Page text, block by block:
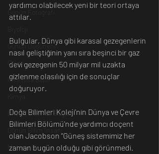
Günün Fotoğrafı
Günün Düşüneni
Çevre
Kısa Kısa Bilim
Bilim Tarihinde Bugün
Matematik
yardımcı olabilecek yeni bir teori ortaya
attılar.
Bulgular, Dünya gibi karasal gezegenlerin
nasıl geliştiğinin yanı sıra beşinci bir gaz
devi gezegenin 50 milyar mil uzakta
gizlenme olasılığı için de sonuçlar
doğuruyor.
Doğa Bilimleri Koleji'nin Dünya ve Çevre
Bilimleri Bölümü'nde yardımcı doçent
olan Jacobson “Güneş sistemimiz her
zaman bugün olduğu gibi görünmedi.